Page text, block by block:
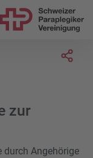
zur
durch Angehörige